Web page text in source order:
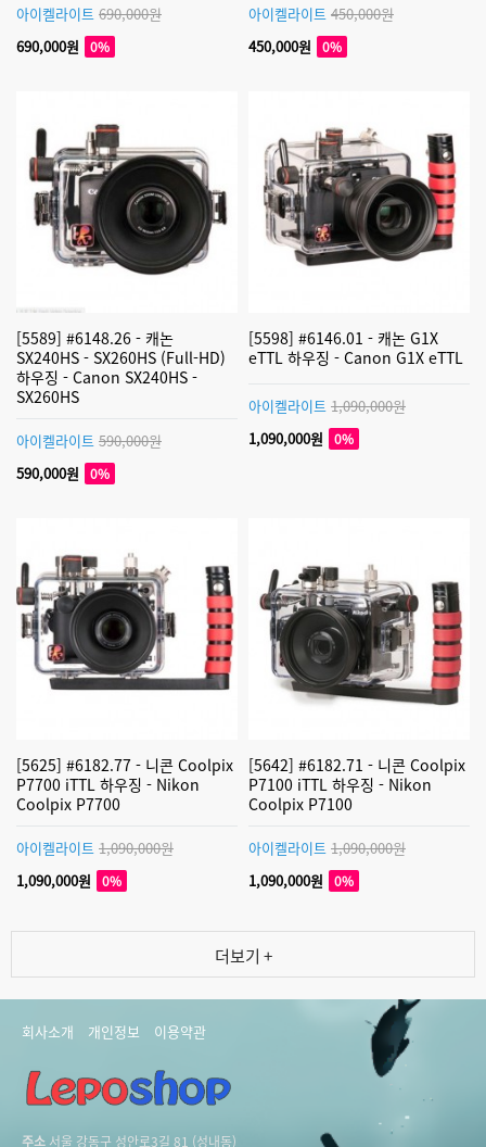
아이켈라이트 690,000원
690,000원
0%
아이켈라이트 450,000원
450,000원
0%
[5589] #6148.26 - 캐논
SX240HS - SX260HS (Full-HD)
하우징 - Canon SX240HS -
SX260HS
아이켈라이트 590,000원
590,000원
0%
[5598] #6146.01 - 캐논 G1X
eTTL 하우징 - Canon G1X eTTL
아이켈라이트 1,090,000원
1,090,000원
0%
[5625] #6182.77 - 니콘 Coolpix
P7700 iTTL 하우징 - Nikon
Coolpix P7700
아이켈라이트 1,090,000원
1,090,000원
0%
[5642] #6182.71 - 니콘 Coolpix
P7100 iTTL 하우징 - Nikon
Coolpix P7100
아이켈라이트 1,090,000원
1,090,000원
0%
더보기 +
회사소개 개인정보 이용약관
주소 서울 강동구 성안로3길 81 (성내동)